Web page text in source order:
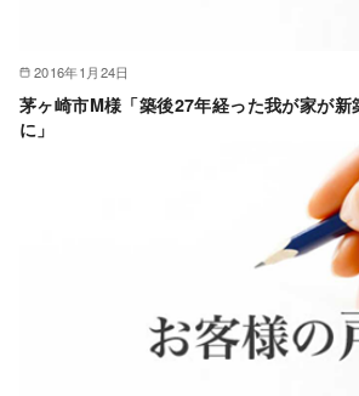
2016年1月24日
茅ヶ崎市M様「築後27年経った我が家が新
に」